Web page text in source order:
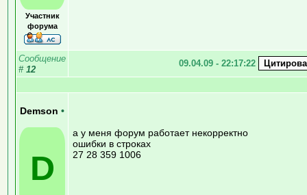
Участник
форума
Сообщение
# 12
09.04.09 - 22:17:22
Demson •
D
а у меня форум работает некорректно
ошибки в строках
27 28 359 1006